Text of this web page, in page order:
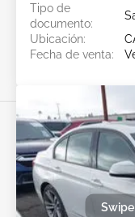
Tipo de
documento:
Ubicación:
Fecha de venta: